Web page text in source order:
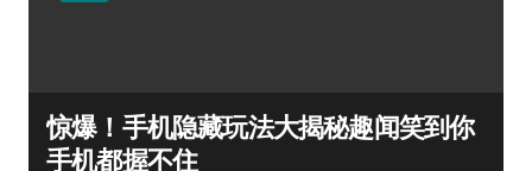
惊爆！手机隐藏玩法大揭秘趣闻笑到你
手机都握不住